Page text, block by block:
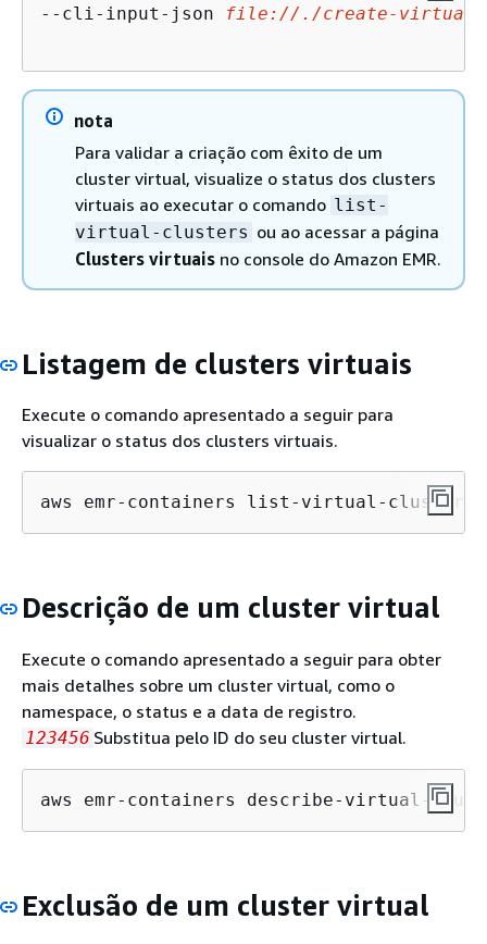
--cli-input-json file://./create-virtual-
nota
Para validar a criação com êxito de um
cluster virtual, visualize o status dos clusters
virtuais ao executar o comando list-
virtual-clusters ou ao acessar a página
Clusters virtuais no console do Amazon EMR.
Listagem de clusters virtuais
Execute o comando apresentado a seguir para
visualizar o status dos clusters virtuais.
aws emr-containers list-virtual-clusters
Descrição de um cluster virtual
Execute o comando apresentado a seguir para obter
mais detalhes sobre um cluster virtual, como o
namespace, o status e a data de registro.
123456 Substitua pelo ID do seu cluster virtual.
aws emr-containers describe-virtual-
Exclusão de um cluster virtual